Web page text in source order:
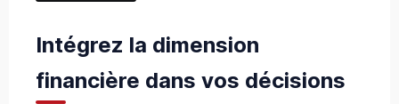
Intégrez la dimension
financière dans vos décisions